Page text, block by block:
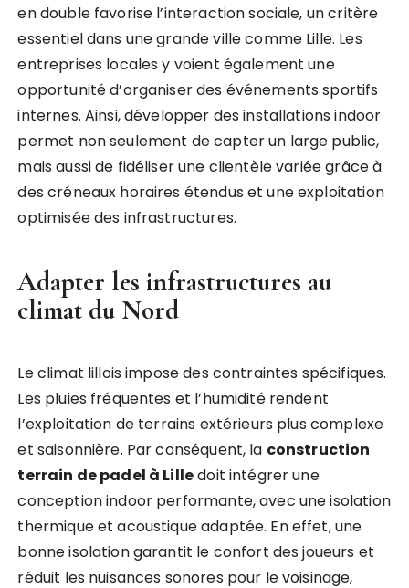
en double favorise l’interaction sociale, un critère
essentiel dans une grande ville comme Lille. Les
entreprises locales y voient également une
opportunité d’organiser des événements sportifs
internes. Ainsi, développer des installations indoor
permet non seulement de capter un large public,
mais aussi de fidéliser une clientèle variée grâce à
des créneaux horaires étendus et une exploitation
optimisée des infrastructures.
Adapter les infrastructures au
climat du Nord
Le climat lillois impose des contraintes spécifiques.
Les pluies fréquentes et l’humidité rendent
l’exploitation de terrains extérieurs plus complexe
et saisonnière. Par conséquent, la construction
terrain de padel à Lilledoit intégrer une
conception indoor performante, avec une isolation
thermique et acoustique adaptée. En effet, une
bonne isolation garantit le confort des joueurs et
réduit les nuisances sonores pour le voisinage,